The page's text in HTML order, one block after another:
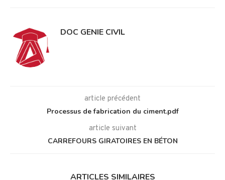
DOC GENIE CIVIL
article précédent
Processus de fabrication du ciment.pdf
article suivant
CARREFOURS GIRATOIRES EN BÉTON
ARTICLES SIMILAIRES